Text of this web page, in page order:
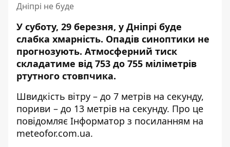
Дніпрі не буде
У суботу, 29 березня, у Дніпрі буде
слабка хмарність. Опадів синоптики не
прогнозують. Атмосферний тиск
складатиме від 753 до 755 міліметрів
ртутного стовпчика.
Швидкість вітру – до 7 метрів на секунду,
пориви – до 13 метрів на секунду. Про це
повідомляє Інформатор з посиланням на
meteofor.com.ua.